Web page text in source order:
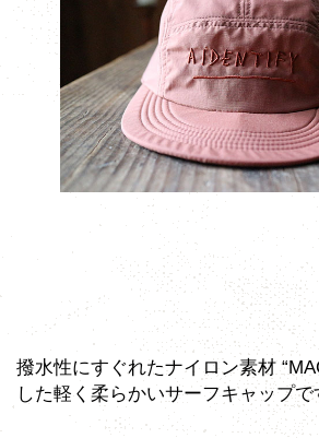
撥水性にすぐれたナイロン素材
した軽く柔らかいサーフキャップで